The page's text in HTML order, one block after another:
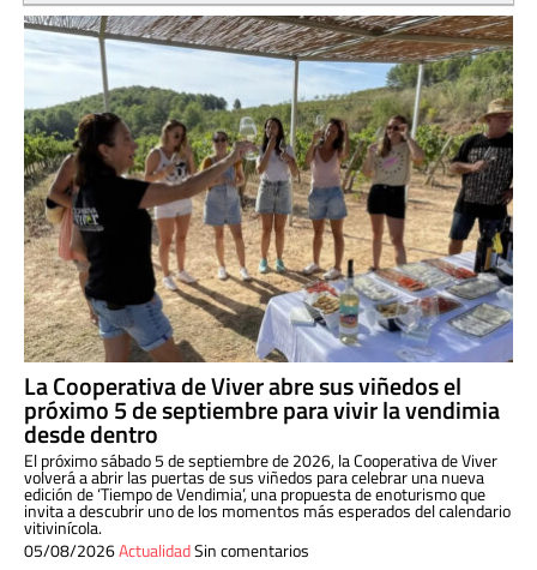
La Cooperativa de Viver abre sus viñedos el
próximo 5 de septiembre para vivir la vendimia
desde dentro
El próximo sábado 5 de septiembre de 2026, la Cooperativa de Viver
volverá a abrir las puertas de sus viñedos para celebrar una nueva
edición de ‘Tiempo de Vendimia’, una propuesta de enoturismo que
invita a descubrir uno de los momentos más esperados del calendario
vitivinícola.
05/08/2026ActualidadSin comentarios